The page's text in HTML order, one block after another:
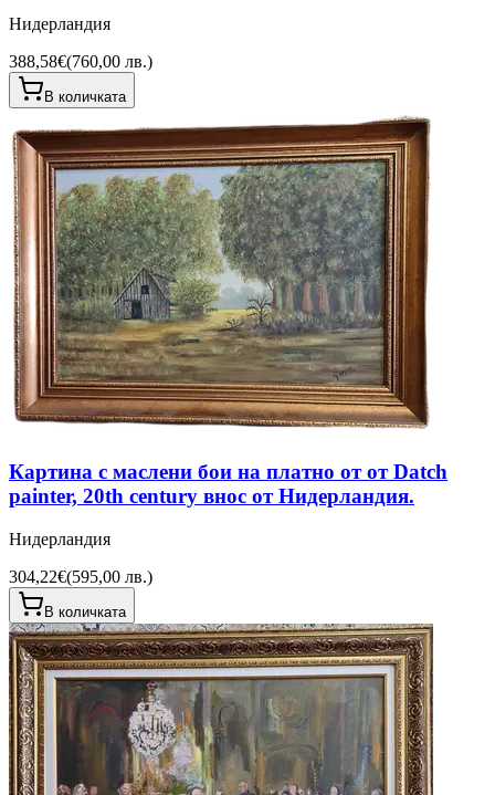
Нидерландия
388,58€(760,00 лв.)
В количката
Картина с маслени бои на платно от от Datch
painter, 20th century внос от Нидерландия.
Нидерландия
304,22€(595,00 лв.)
В количката